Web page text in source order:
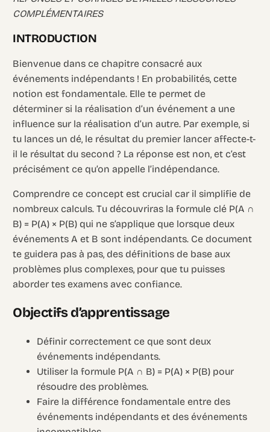
COMPLÉMENTAIRES
INTRODUCTION
Bienvenue dans ce chapitre consacré aux
événements indépendants ! En probabilités, cette
notion est fondamentale. Elle te permet de
déterminer si la réalisation d’un événement a une
influence sur la réalisation d’un autre. Par exemple, si
tu lances un dé, le résultat du premier lancer affecte-t-
il le résultat du second ? La réponse est non, et c’est
précisément ce qu’on appelle l’indépendance.
Comprendre ce concept est crucial car il simplifie de
nombreux calculs. Tu découvriras la formule clé P(A ∩
B) = P(A) × P(B) qui ne s’applique que lorsque deux
événements A et B sont indépendants. Ce document
te guidera pas à pas, des définitions de base aux
problèmes plus complexes, pour que tu puisses
aborder tes examens avec confiance.
Objectifs d’apprentissage
Définir correctement ce que sont deux
événements indépendants.
Utiliser la formule P(A ∩ B) = P(A) × P(B) pour
résoudre des problèmes.
Faire la différence fondamentale entre des
événements indépendants et des événements